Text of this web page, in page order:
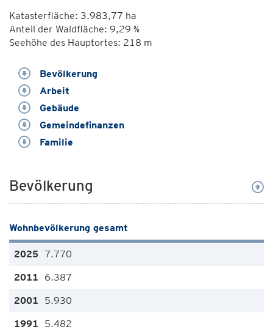
Katasterfläche: 3.983,77 ha
Anteil der Waldfläche: 9,29 %
Seehöhe des Hauptortes: 218 m
Bevölkerung
Arbeit
Gebäude
Gemeindefinanzen
Familie
Bevölkerung
Wohnbevölkerung gesamt
7.770
6.387
5.930
5.482